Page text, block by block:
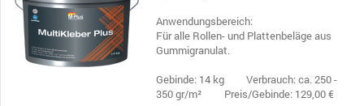
Anwendungsbereich:
Für alle Rollen- und Plattenbeläge aus
Gummigranulat.
Gebinde: 14 kg Verbrauch: ca. 250 -
350 gr/m² Preis/Gebinde: 129,00 €